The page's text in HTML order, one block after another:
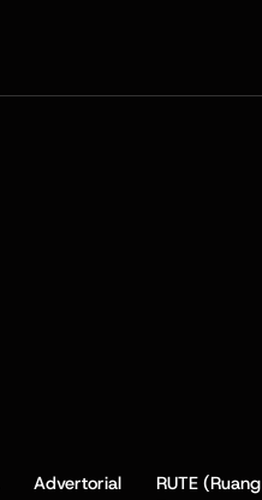
Advertorial
RUTE (Ruang